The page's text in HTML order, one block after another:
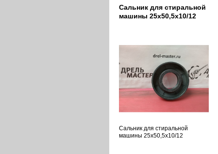
Сальник для стиральной
машины 25х50,5х10/12
Сальник для стиральной
машины 25х50,5х10/12